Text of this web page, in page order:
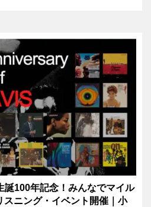
誕100年記念！みんなでマイル
スニング・イベント開催｜小